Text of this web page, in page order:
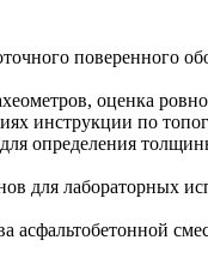
поверенного
оценка
инструкции по
определения
для лабораторных
асфальтобетонной